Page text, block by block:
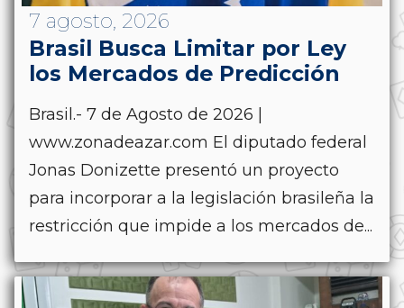
7 agosto, 2026
Brasil Busca Limitar por Ley
los Mercados de Predicción
Brasil.- 7 de Agosto de 2026 |
www.zonadeazar.com El diputado federal
Jonas Donizette presentó un proyecto
para incorporar a la legislación brasileña la
restricción que impide a los mercados de...